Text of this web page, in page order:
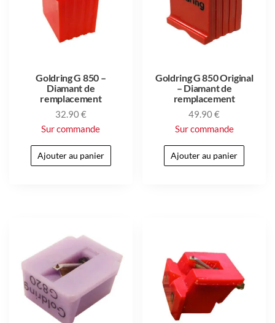
Goldring G 850 –
Diamant de
remplacement
32.90€
Sur commande
Ajouter au panier
Goldring G 850 Original
– Diamant de
remplacement
49.90€
Sur commande
Ajouter au panier